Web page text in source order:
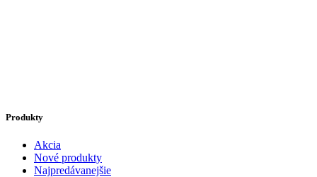
Produkty
Akcia
Nové produkty
Najpredávanejšie